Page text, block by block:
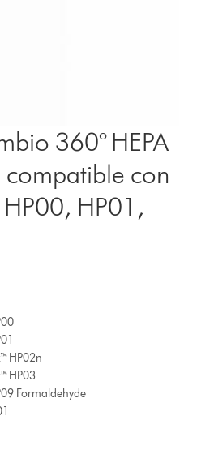
360° HEPA
con
HP01,
HP02n
HP03
Formaldehyde